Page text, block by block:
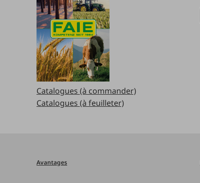
Catalogues (à commander)
Catalogues (à feuilleter)
Avantages